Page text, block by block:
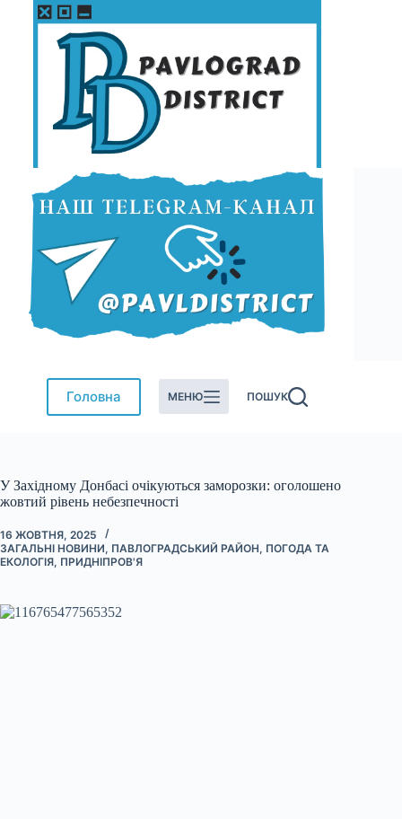
Перейти
Головна МЕНЮ ПОШУК
У Західному Донбасі очікуються заморозки: оголошено
жовтий рівень небезпечності
16 ЖОВТНЯ, 2025
ЗАГАЛЬНІ НОВИНИ, ПАВЛОГРАДСЬКИЙ РАЙОН, ПОГОДА ТА
ЕКОЛОГІЯ, ПРИДНІПРОВ'Я